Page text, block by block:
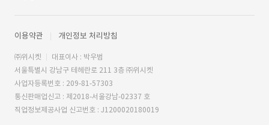
이용약관 개인정보 처리방침
㈜위시켓
대표이사 : 박우범
서울특별시 강남구 테헤란로 211 3층 ㈜위시켓
사업자등록번호 : 209-81-57303
통신판매업신고 : 제2018-서울강남-02337 호
직업정보제공사업 신고번호 : J1200020180019